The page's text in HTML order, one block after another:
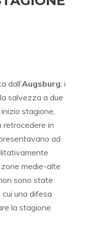
dall’Augsburg; i
salvezza a due
stagione,
retrocedere in
ad
medie-alte
sono state
una difesa
la stagione